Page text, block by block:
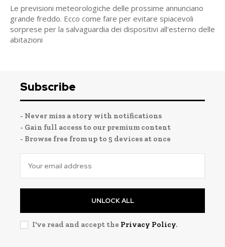
Le previsioni meteorologiche delle prossime annunciano
grande freddo. Ecco come fare per evitare spiacevoli
sorprese per la salvaguardia dei dispositivi all'esterno delle
abitazioni
Subscribe
- Never miss a story with notifications
- Gain full access to our premium content
- Browse free from up to 5 devices at once
UNLOCK ALL
I've read and accept the Privacy Policy.